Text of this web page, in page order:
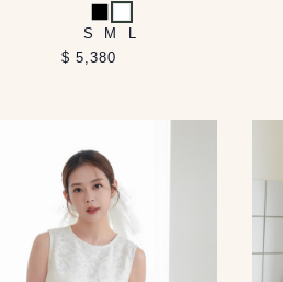
黑 白
S M
L
$ 5,380